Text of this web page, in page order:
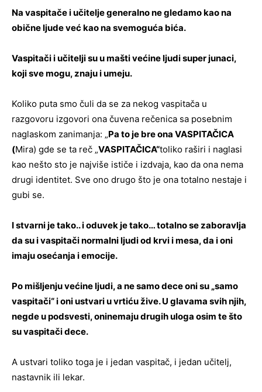
Na vaspitače i učitelje generalno ne gledamo kao na
obične ljude već kao na svemoguća bića.
Vaspitači i učitelji su u mašti većine ljudi super junaci,
koji sve mogu, znaju i umeju.
Koliko puta smo čuli da se za nekog vaspitača u
razgovoru izgovori ona čuvena rečenica sa posebnim
naglaskom zanimanja: „Pa to je bre ona VASPITAČICA
(Mira) gde se ta reč „VASPITAČICA“toliko raširi i naglasi
kao nešto sto je najviše ističe i izdvaja, kao da ona nema
drugi identitet. Sve ono drugo što je ona totalno nestaje i
gubi se.
I stvarni je tako.. i oduvek je tako… totalno se zaboravlja
da su i vaspitači normalni ljudi od krvi i mesa, da i oni
imaju osećanja i emocije.
Po mišljenju većine ljudi, a ne samo dece oni su „samo
vaspitači“ i oni ustvari u vrtiću žive. U glavama svih njih,
negde u podsvesti, oninemaju drugih uloga osim te što
su vaspitači dece.
A ustvari toliko toga je i jedan vaspitač, i jedan učitelj,
nastavnik ili lekar.